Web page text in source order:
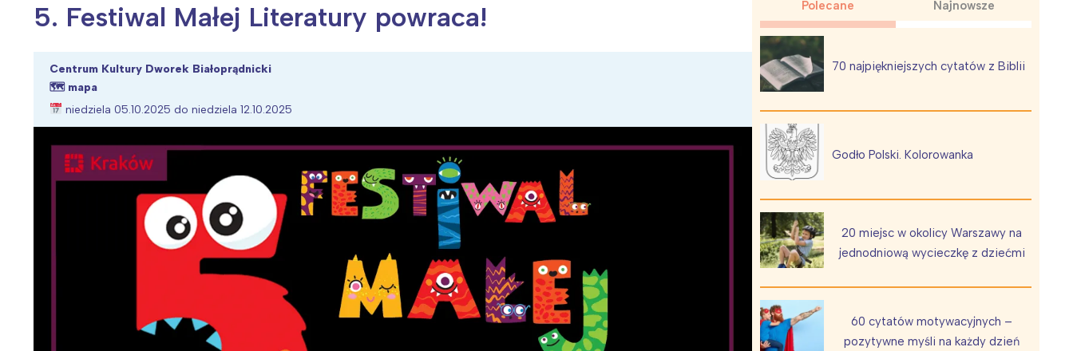
5. Festiwal Małej Literatury powraca!
Centrum Kultury Dworek Białoprądnicki
🗺 mapa
niedziela 05.10.2025 do niedziela 12.10.2025
Polecane Najnowsze
70 najpiękniejszych cytatów z Biblii
Godło Polski. Kolorowanka
20 miejsc w okolicy Warszawy na
jednodniową wycieczkę z dziećmi
60 cytatów motywacyjnych –
pozytywne myśli na każdy dzień